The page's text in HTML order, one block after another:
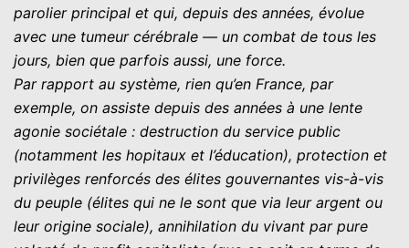
parolier principal et qui, depuis des années, évolue
avec une tumeur cérébrale — un combat de tous les
jours, bien que parfois aussi, une force.
Par rapport au système, rien qu’en France, par
exemple, on assiste depuis des années à une lente
agonie sociétale : destruction du service public
(notamment les hopitaux et l’éducation), protection et
privilèges renforcés des élites gouvernantes vis-à-vis
du peuple (élites qui ne le sont que via leur argent ou
leur origine sociale), annihilation du vivant par pure